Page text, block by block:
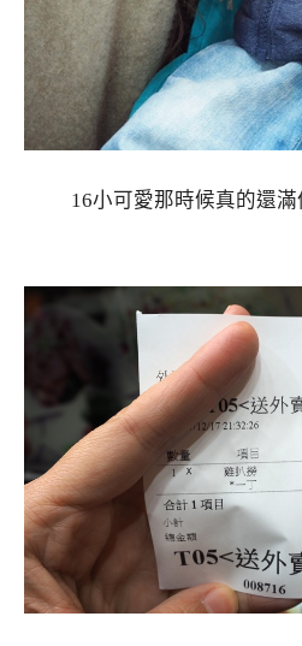
16小可愛那時候真的還